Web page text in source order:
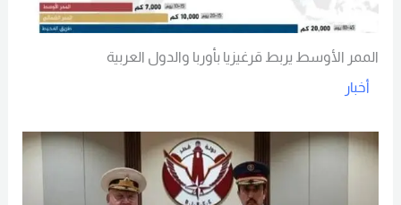
الممر الأوسط يربط قرغيزيا بأوربا والدول العربية
أخبار